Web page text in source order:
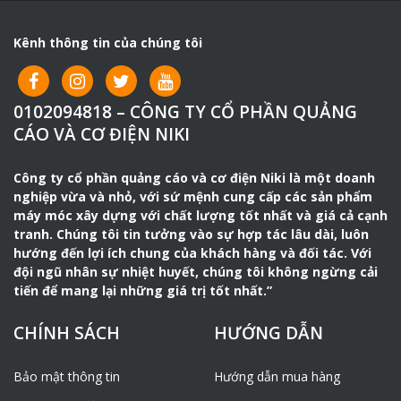
MUA SẢN PHẨM LƯỠI CẮT BÊ TÔNG
SHINHAN TẠI CÔNG TY NTK CÓ
NHỮNG LỢI ÍCH SAU:
Được lựa chọn sản phẩm thoải mái trước khi quyết
Dịch vụ bán hàng trong – trước và sau luôn tốt nhất.
Được tư vấn những sản phẩm phù hợp với đúng nhu
cầu của người sử dụng.
Cam Kết Của Công Ty
– 100% chuẩn hàng Hãng.
– Vận chuyển miễn phí trong nội thành Hà Nội (10km) với
_ Giao Hàng Vận Chuyển Toàn Quốc.
Kênh thông tin của chúng tôi
0102094818 – CÔNG TY CỔ PHẦN QUẢNG
CÁO VÀ CƠ ĐIỆN NIKI
Công ty cổ phần quảng cáo và cơ điện Niki là một doanh
nghiệp vừa và nhỏ, với sứ mệnh cung cấp các sản phẩm
máy móc xây dựng với chất lượng tốt nhất và giá cả cạnh
tranh. Chúng tôi tin tưởng vào sự hợp tác lâu dài, luôn
hướng đến lợi ích chung của khách hàng và đối tác. Với
đội ngũ nhân sự nhiệt huyết, chúng tôi không ngừng cải
tiến để mang lại những giá trị tốt nhất.”
CHÍNH SÁCH
Bảo mật thông tin
HƯỚNG DẪN
Hướng dẫn mua hàng